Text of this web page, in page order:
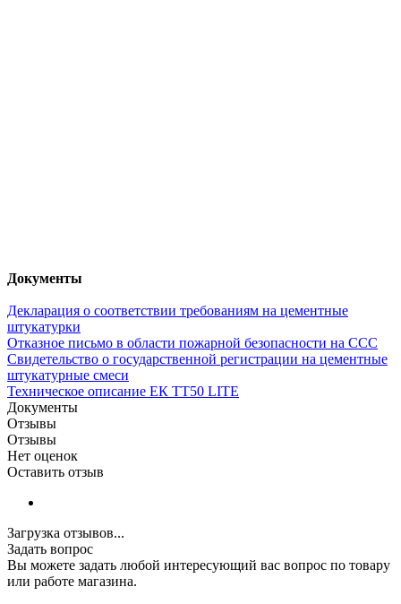
Документы
Декларация о соответствии требованиям на цементные
штукатурки
Отказное письмо в области пожарной безопасности на ССС
Свидетельство о государственной регистрации на цементные
штукатурные смеси
Техническое описание ЕК TT50 LITE
Документы
Отзывы
Отзывы
Нет оценок
Оставить отзыв
Загрузка отзывов...
Задать вопрос
Вы можете задать любой интересующий вас вопрос по товару
или работе магазина.